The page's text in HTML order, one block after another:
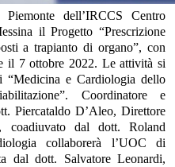
dell’IRCCS Centro
il Progetto “Prescrizione
a trapianto di organo”, con
il 7 ottobre 2022. Le attività si
“Medicina e Cardiologia dello
Coordinatore e
Piercataldo D’Aleo, Direttore
dal dott. Roland
collaborerà l’UOC di
dal dott. Salvatore Leonardi,